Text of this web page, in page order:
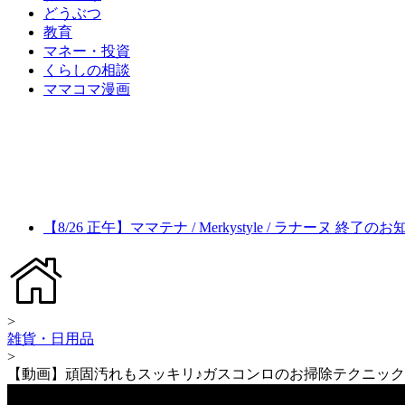
どうぶつ
教育
マネー・投資
くらしの相談
ママコマ漫画
【8/26 正午】ママテナ / Merkystyle / ラナーヌ 終了のお
>
雑貨・日用品
>
【動画】頑固汚れもスッキリ♪ガスコンロのお掃除テクニック